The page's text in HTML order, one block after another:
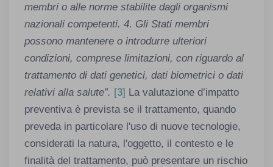
membri o alle norme stabilite dagli organismi
nazionali competenti. 4. Gli Stati membri
possono mantenere o introdurre ulteriori
condizioni, comprese limitazioni, con riguardo al
trattamento di dati genetici, dati biometrici o dati
relativi alla salute”. [3] La valutazione d’impatto
preventiva è prevista se il trattamento, quando
preveda in particolare l'uso di nuove tecnologie,
considerati la natura, l'oggetto, il contesto e le
finalità del trattamento, può presentare un rischio